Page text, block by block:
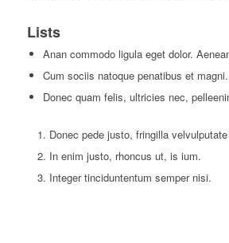
Lists
Anan commodo ligula eget dolor.
Cum sociis natoque penatibus et magni.
Donec quam felis, ultricies nec,
Donec pede justo, fringilla
In enim justo, rhoncus ut, is ium.
Integer tinciduntentum semper nisi.